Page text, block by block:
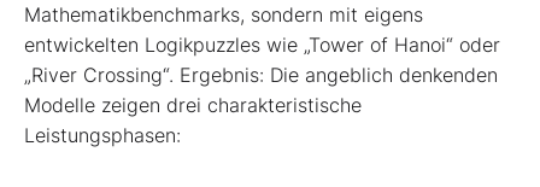
Mathematikbenchmarks, sondern mit eigens
entwickelten Logikpuzzles wie „Tower of Hanoi“ oder
„River Crossing“. Ergebnis: Die angeblich denkenden
Modelle zeigen drei charakteristische
Leistungsphasen: